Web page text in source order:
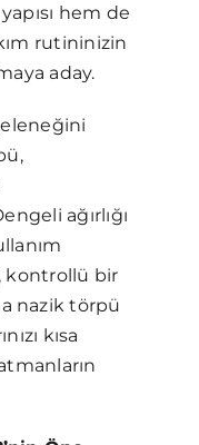
hem de
rutininizin
aday.
ağırlığı
kontrollü bir
nazik törpü
kısa